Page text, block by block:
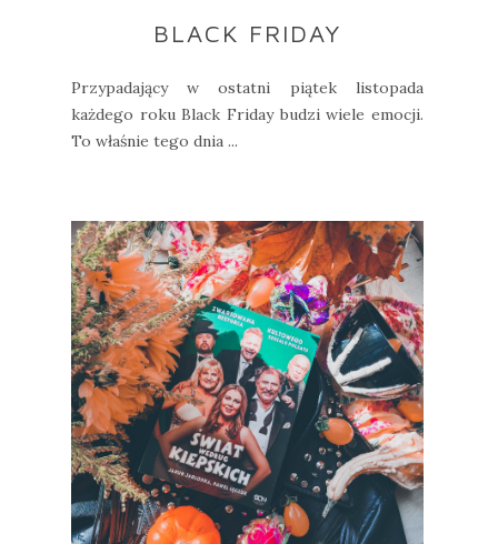
BLACK FRIDAY
Przypadający w ostatni piątek listopada
każdego roku Black Friday budzi wiele emocji.
To właśnie tego dnia ...